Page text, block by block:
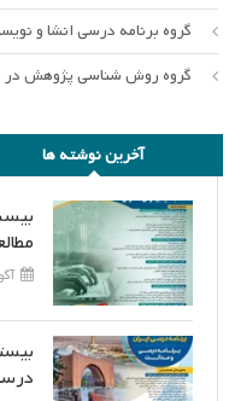
گروه برنامه درسی انشا و
گروه روش شناسی پژوهش در
آخرین نوشته ها